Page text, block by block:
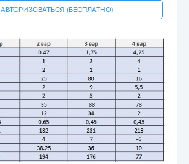
АВТОРИЗОВАТЬСЯ (БЕСПЛАТНО)